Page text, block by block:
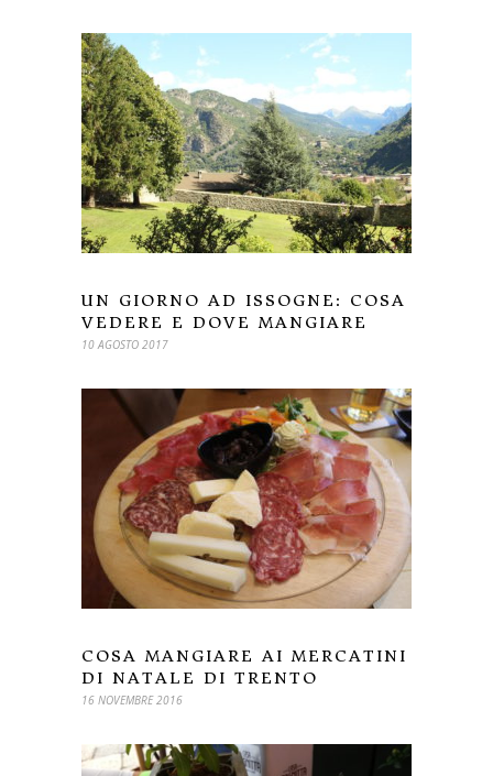
UN GIORNO AD ISSOGNE: COSA
VEDERE E DOVE MANGIARE
10 AGOSTO 2017
COSA MANGIARE AI MERCATINI
DI NATALE DI TRENTO
16 NOVEMBRE 2016